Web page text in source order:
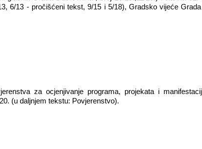
6/13 - pročišćeni tekst, 9/15 i 5/18), Gradsko vijeće
za ocjenjivanje programa, projekata i
(u daljnjem tekstu: Povjerenstvo).